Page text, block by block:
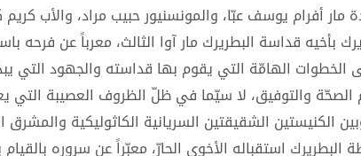
مار أفرام يوسف عبّا، والمونسنيور حبيب مراد، والأب
بأخيه قداسة البطريرك مار آوا الثالث، معرباً عن فرحه
الخطوات الهامّة التي يقوم بها قداسته والجهود التي
والتوفيق، لا سيّما في ظلّ الظروف العصيبة التي
الكنيستين الشقيقتين السريانية الكاثوليكية والمشرق
استقباله الأخوي الحارّ، معبّراً عن سروره بالقيام